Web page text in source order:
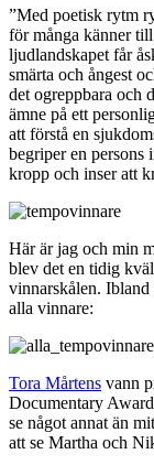
”Med poetisk rytm
för många känner
ljudlandskapet får
smärta och ångest
det ogreppbara och
ämne på ett
att förstå en
begriper en persons
kropp och inser att
Här är jag och min
blev det en tidig
vinnarskålen. Ibland
alla vinnare:
Tora Mårtens vann
Documentary
se något annat än
att se Martha och